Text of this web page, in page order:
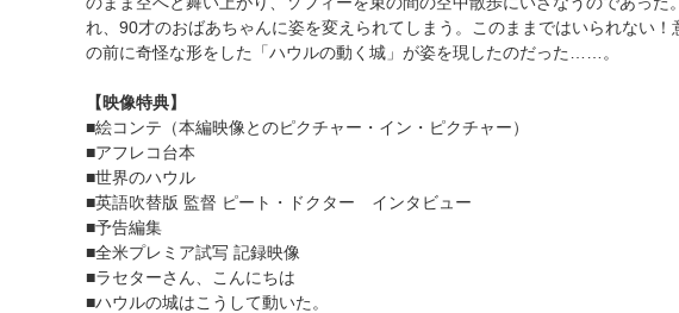
れ、90才のおばあちゃんに姿を変えられてしまう。このままではいられない
の前に奇怪な形をした「ハウルの動く城」が姿を現したのだった……。
【映像特典】
■絵コンテ（本編映像とのピクチャー・イン・ピクチャー）
■アフレコ台本
■世界のハウル
■英語吹替版 監督 ピート・ドクター インタビュー
■予告編集
■全米プレミア試写 記録映像
■ラセターさん、こんにちは
■ハウルの城はこうして動いた。